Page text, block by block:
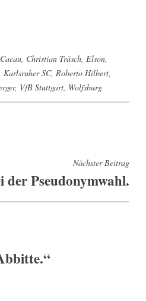
Cacau, Christian Träsch, Elson,
Karlsruher SC, Roberto Hilbert,
, VfB Stuttgart, Wolfsburg
Nächster Beitrag
der Pseudonymwahl.
“